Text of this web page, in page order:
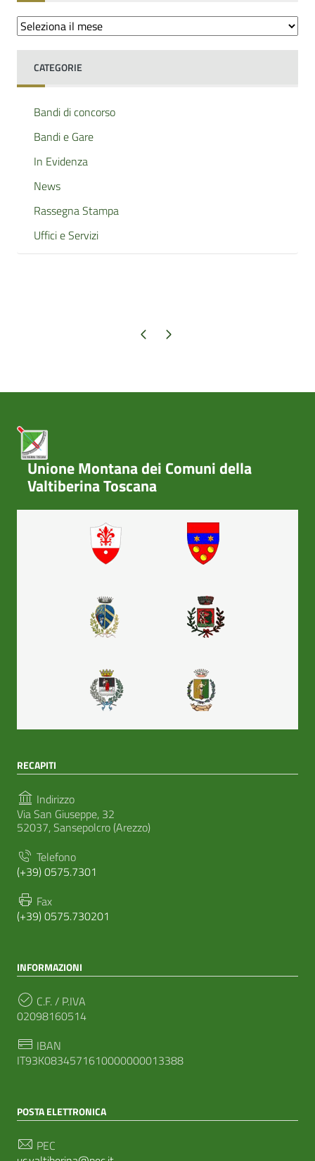
Archivi
CATEGORIE
Bandi di concorso
Bandi e Gare
In Evidenza
News
Rassegna Stampa
Uffici e Servizi
Pagina precedente
Pagina successiva
Unione Montana dei Comuni della
Valtiberina Toscana
RECAPITI
Indirizzo
Via San Giuseppe, 32
52037, Sansepolcro (Arezzo)
Telefono
(+39) 0575.7301
Fax
(+39) 0575.730201
INFORMAZIONI
C.F. / P.IVA
02098160514
IBAN
IT93K0834571610000000013388
POSTA ELETTRONICA
PEC